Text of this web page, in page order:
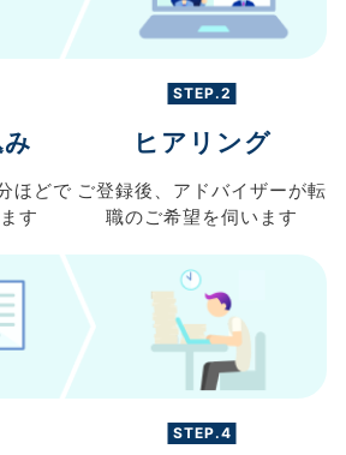
ほどで
す
STEP.2
ヒアリング
ご登録後、 アドバイザーが転
職のご希望を伺います
STEP.4